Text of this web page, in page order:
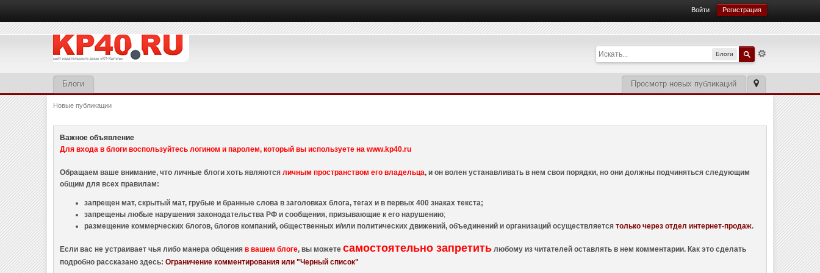
Войти Регистрация
Блоги
Просмотр новых публикаций
Блоги
Новые публикации
Важное объявление
Для входа в блоги воспользуйтесь логином и паролем, который вы используете на www.kp40.ru
Обращаем ваше внимание, что личные блоги хоть являютсяличным пространством его владельца, и он волен устанавливать в нем свои порядки, но они должны подчиняться следующим
общим для всех правилам:
запрещен мат, скрытый мат, грубые и бранные слова в заголовках блога, тегах и в первых 400 знаках текста;
запрещены любые нарушения законодательства РФ и сообщения, призывающие к его нарушению;
размещение коммерческих блогов, блогов компаний, общественных и/или политических движений, объединений и организаций осуществляетсятолько через отдел интернет-продаж.
Если вас не устраивает чья либо манера общенияв вашем блоге, вы можетесамостоятельно запретить любому из читателей оставлять в нем комментарии. Как это сделать
подробно рассказано здесь:Ограничение комментирования или "Черный список"